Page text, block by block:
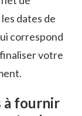
dates de
correspond
votre
à fournir